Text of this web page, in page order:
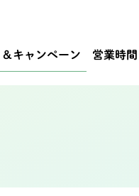
＆キャンペーン 営業時間